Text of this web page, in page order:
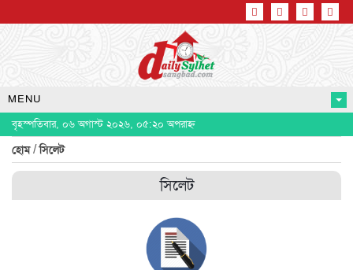
MENU
বৃহস্পতিবার, ০৬ অগাস্ট ২০২৬, ০৫:২০ অপরাহ্ন
হোম/সিলেট
সিলেট